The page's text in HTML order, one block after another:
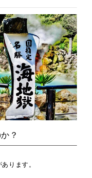
？
ります。